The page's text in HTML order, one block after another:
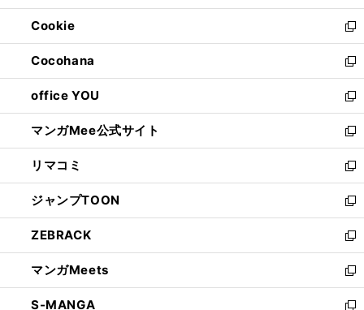
開
く
ウ
で
開
く
ン
ド
ウ
で
開
く
ウ
ィ
ン
ド
ウ
で
開
く
Cookie
新
し
い
ウ
ィ
ン
ド
ウ
で
開
く
Cocohana
新
し
い
ウ
ィ
ン
ド
ウ
で
開
く
office YOU
新
し
い
ウ
ィ
ン
ド
ウ
で
開
く
マンガMee公式サイト
新
し
い
ウ
ィ
ン
ド
ウ
で
開
く
リマコミ
新
し
い
ウ
ィ
ン
ド
ウ
で
ジャンプTOON
新
し
い
ウ
ィ
ン
ド
ZEBRACK
新
し
い
ウ
ィ
マンガMeets
新
し
S-MANGA